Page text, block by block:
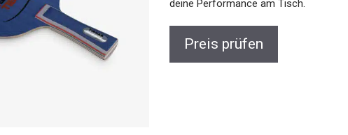
verbessert deine Performance am Tisch.
Preis prüfen